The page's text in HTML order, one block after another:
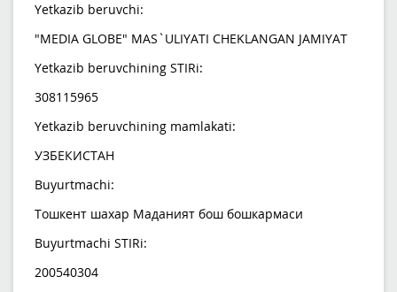
Yetkazib beruvchi:
"MEDIA GLOBE" MAS`ULIYATI CHEKLANGAN JAMIYAT
Yetkazib beruvchining STIRi:
308115965
Yetkazib beruvchining mamlakati:
УЗБЕКИСТАН
Buyurtmachi:
Тошкент шахар Маданият бош бошкармаси
Buyurtmachi STIRi:
200540304